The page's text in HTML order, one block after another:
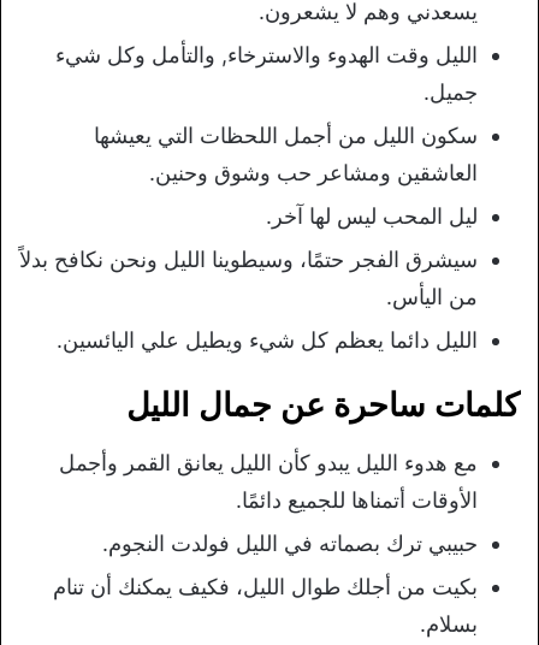
يسعدني وهم لا يشعرون.
الليل وقت الهدوء والاسترخاء, والتأمل وكل شيء
جميل.
سكون الليل من أجمل اللحظات التي يعيشها
العاشقين ومشاعر حب وشوق وحنين.
ليل المحب ليس لها آخر.
سيشرق الفجر حتمًا، وسيطوينا الليل ونحن نكافح بدلاً
من اليأس.
الليل دائما يعظم كل شيء ويطيل علي اليائسين.
كلمات ساحرة عن جمال الليل
مع هدوء الليل يبدو كأن الليل يعانق القمر وأجمل
الأوقات أتمناها للجميع دائمًا.
حبيبي ترك بصماته في الليل فولدت النجوم.
بكيت من أجلك طوال الليل، فكيف يمكنك أن تنام
بسلام.